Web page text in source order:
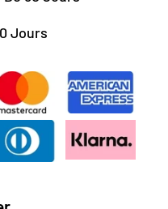
Jours